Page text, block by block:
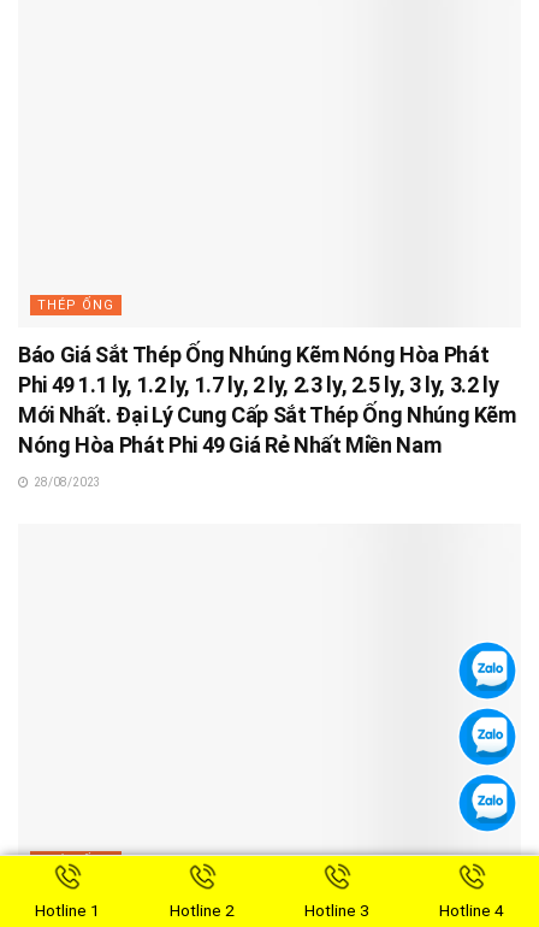
THÉP ỐNG
Báo Giá Sắt Thép Ống Nhúng Kẽm Nóng Hòa Phát
Phi 49 1.1 ly, 1.2 ly, 1.7 ly, 2 ly, 2.3 ly, 2.5 ly, 3 ly, 3.2 ly
Mới Nhất. Đại Lý Cung Cấp Sắt Thép Ống Nhúng Kẽm
Nóng Hòa Phát Phi 49 Giá Rẻ Nhất Miền Nam
28/08/2023
THÉP ỐNG
Báo Giá Sắt Thép Ống Nhúng Kẽm Nóng Hòa Phát
Hotline 1 Hotline 2 Hotline 3 Hotline 4